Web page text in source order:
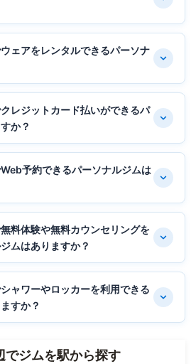
ェアをレンタルできるパーソナ
レジットカード払いができるパ
か？
予約できるパーソナルジムは
料体験や無料カウンセリングを
ムはありますか？
ャワーやロッカーを利用できる
すか？
でジムを駅から探す